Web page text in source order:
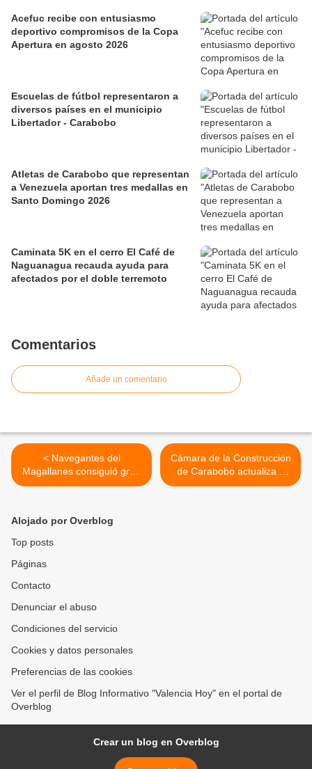
Acefuc recibe con entusiasmo
deportivo compromisos de la Copa
Apertura en agosto 2026
Escuelas de fútbol representaron a
diversos países en el municipio
Libertador - Carabobo
Atletas de Carabobo que representan
a Venezuela aportan tres medallas en
Santo Domingo 2026
Caminata 5K en el cerro El Café de
Naguanagua recauda ayuda para
afectados por el doble terremoto
Comentarios
Añade un comentario
< Navegantes del
Magallanes consiguió gran
triunfo en Maracay ante
Cámara de la Construcción
de Carabobo actualiza a
sus afiliados sobre
Alojado por Overblog
Top posts
Páginas
Contacto
Denunciar el abuso
Condiciones del servicio
Cookies y datos personales
Preferencias de las cookies
Ver el perfil de Blog Informativo "Valencia Hoy" en el portal de
Overblog
Crear un blog en Overblog